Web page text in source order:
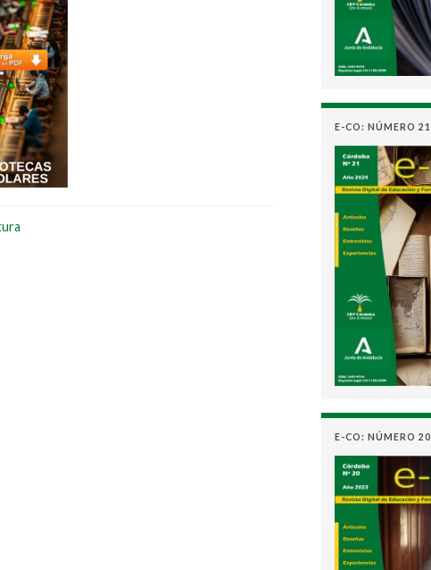
E-CO: NÚMERO 21
E-CO: NÚMERO 20